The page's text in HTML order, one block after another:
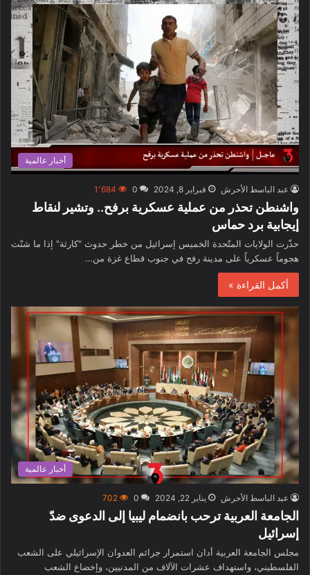
أخبار عالمية
عبد الباسط الأحرش فبراير 8, 2024 0 1٬684
واشنطن تحذر من عملية عسكرية برفح.. وتشير لنقاط
إيجابية برد حماس
حذّرت الولايات المتّحدة الخميس إسرائيل من خطر حدوث "كارثة" إذا ما شنّت
هجوماً عسكرياً على مدينة رفح في جنوب قطاع غزة من…
أكمل القراءة »
أخبار عالمية
عبد الباسط الأحرش يناير 22, 2024 0
702
الجامعة العربية ترحب بانضمام ليبيا إلى الدعوى ضدّ
إسرائيل
مجلس الجامعة العربية أدان استمرار جرائم العدوان الإسرائيلي على الشعب
الفلسطيني، واستهداف عشرات الآلاف من المدنيين، وإخضاع الشعب